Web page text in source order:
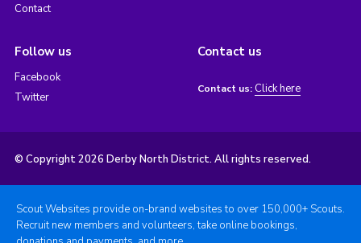
Contact
Follow us
Facebook
Twitter
Contact us
Contact us: Click here
© Copyright 2026 Derby North District. All rights reserved.
Scout Websites provide on-brand websites to over 150,000+ Scouts.
Recruit new members and volunteers, take online bookings,